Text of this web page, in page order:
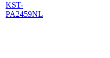
KST-
PA2459NL